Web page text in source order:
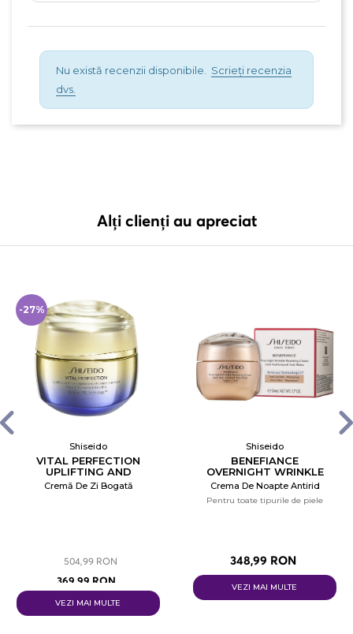
Nu există recenzii disponibile. Scrieți recenzia
dvs.
Alți clienți au apreciat
-27%
Shiseido
VITAL PERFECTION
UPLIFTING AND
FIRMING ADVANCED
CREAM ENRICHED
Cremă De Zi Bogată
504,99 RON
369,99 RON
VEZI MAI MULTE
Shiseido
BENEFIANCE
OVERNIGHT WRINKLE
RESISTING CREAM
Crema De Noapte Antirid
Pentru toate tipurile de piele
348,99 RON
VEZI MAI MULTE